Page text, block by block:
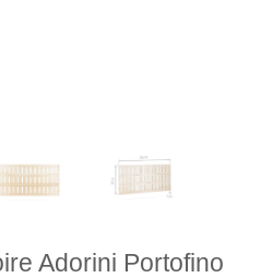
Adorini Portofino